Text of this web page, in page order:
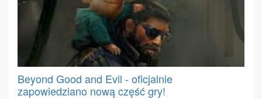
Beyond Good and Evil - oficjalnie
zapowiedziano nową część gry!